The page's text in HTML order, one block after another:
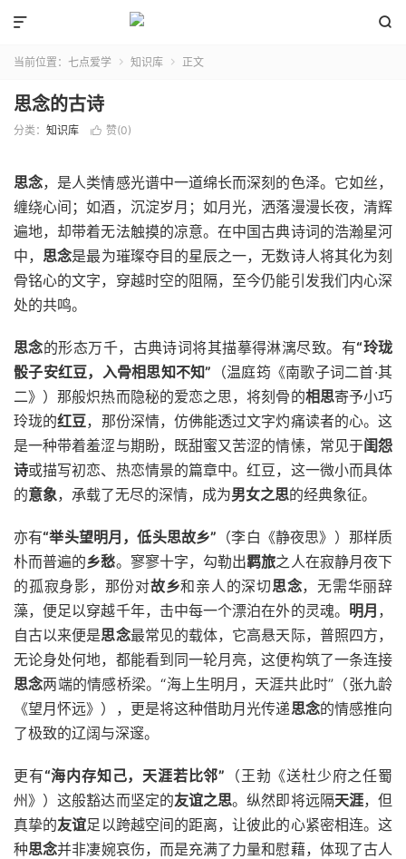


当前位置： 七点爱学  知识库  正文
思念的古诗
分类： 知识库  赞(0)
思念，是人类情感光谱中一道绵长而深刻的色泽。它如丝，
缠绕心间；如酒，沉淀岁月；如月光，洒落漫漫长夜，清辉
遍地，却带着无法触摸的凉意。在中国古典诗词的浩瀚星河
中，思念是最为璀璨夺目的星辰之一，无数诗人将其化为刻
骨铭心的文字，穿越时空的阻隔，至今仍能引发我们内心深
处的共鸣。
思念的形态万千，古典诗词将其描摹得淋漓尽致。有“玲珑
骰子安红豆，入骨相思知不知” （温庭筠《南歌子词二首·其
二》）那般炽热而隐秘的爱恋之思，将刻骨的相思寄予小巧
玲珑的红豆，那份深情，仿佛能透过文字灼痛读者的心。这
是一种带着羞涩与期盼，既甜蜜又苦涩的情愫，常见于闺怨
诗或描写初恋、热恋情景的篇章中。红豆，这一微小而具体
的意象，承载了无尽的深情，成为男女之思的经典象征。
亦有“举头望明月，低头思故乡” （李白《静夜思》）那样质
朴而普遍的乡愁。寥寥十字，勾勒出羁旅之人在寂静月夜下
的孤寂身影，那份对故乡和亲人的深切思念，无需华丽辞
藻，便足以穿越千年，击中每一个漂泊在外的灵魂。 明月 ，
自古以来便是思念最常见的载体，它高悬天际，普照四方，
无论身处何地，都能看到同一轮月亮，这便构筑了一条连接
思念两端的情感桥梁。“海上生明月，天涯共此时”（张九龄
《望月怀远》），更是将这种借助月光传递思念的情感推向
了极致的辽阔与深邃。
更有“海内存知己，天涯若比邻” （王勃《送杜少府之任蜀
州》）这般豁达而坚定的友谊之思。纵然即将远隔天涯，但
真挚的友谊足以跨越空间的距离，让彼此的心紧密相连。这
种思念并非凄婉哀伤，而是充满了力量和慰藉，体现了古人